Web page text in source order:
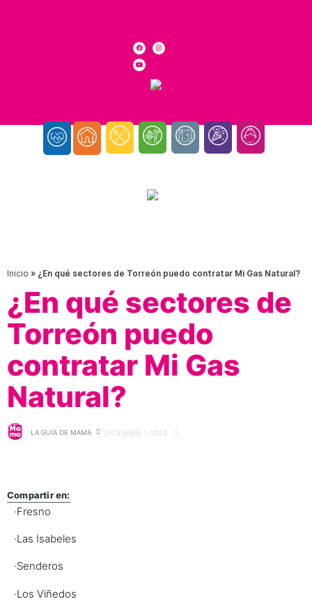
Inicio » ¿En qué sectores de Torreón puedo contratar Mi Gas Natural?
¿En qué sectores de
Torreón puedo
contratar Mi Gas
Natural?
LA GUÍA DE MAMÁ DICIEMBRE 1, 2022 0
Compartir en:
·Fresno
·Las Isabeles
·Senderos
·Los Viñedos